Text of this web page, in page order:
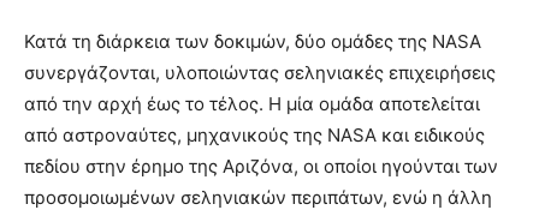
Κατά τη διάρκεια των δοκιμών, δύο ομάδες της NASA
συνεργάζονται, υλοποιώντας σεληνιακές επιχειρήσεις
από την αρχή έως το τέλος. Η μία ομάδα αποτελείται
από αστροναύτες, μηχανικούς της NASA και ειδικούς
πεδίου στην έρημο της Αριζόνα, οι οποίοι ηγούνται των
προσομοιωμένων σεληνιακών περιπάτων, ενώ η άλλη